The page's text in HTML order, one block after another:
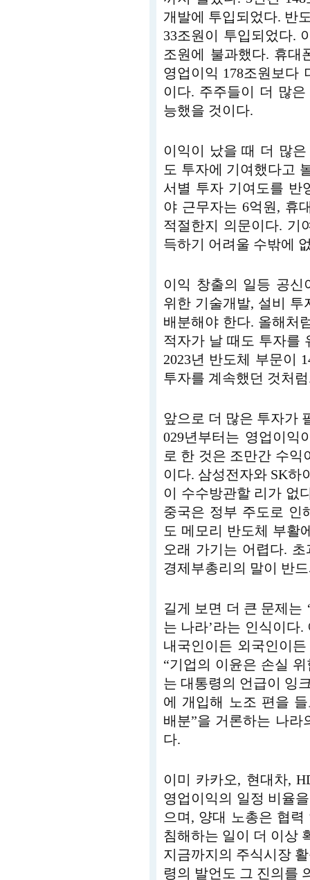
개발에 투입되었다. 반
33조원이 투입되었다.
조원에 불과했다. 휴대
영업이익 178조원보다
이다. 주주들이 더 많
능했을 것이다.
이익이 났을 때 더 많
도 투자에 기여했다고
서별 투자 기여도를 반
야 근무자는 6억원, 휴
적절한지 의문이다. 기
득하기 어려울 수밖에
이익 창출의 일등 공신
위한 기술개발, 설비
배분해야 한다. 올해처
적자가 날 때도 투자를
2023년 반도체 부문이
투자를 계속했던 것처
앞으로 더 많은 투자가
029년부터는 영업이익
로 한 것은 조만간 수
이다. 삼성전자와 SK하
이 수수방관할 리가 없
중국은 정부 주도로 인
도 메모리 반도체 부활
오래 가기는 어렵다.
경제부총리의 말이 반
길게 보면 더 큰 문제는
는 나라’라는 인식이다
내국인이든 외국인이
“기업의 이윤은 손실
는 대통령의 언급이 잉
에 개입해 노조 편을
배분”을 거론하는 나
다.
이미 카카오, 현대차,
영업이익의 일정 비율
으며, 양대 노총은 협
침해하는 일이 더 이상
지금까지의 주식시장
령의 발언도 그 진의를